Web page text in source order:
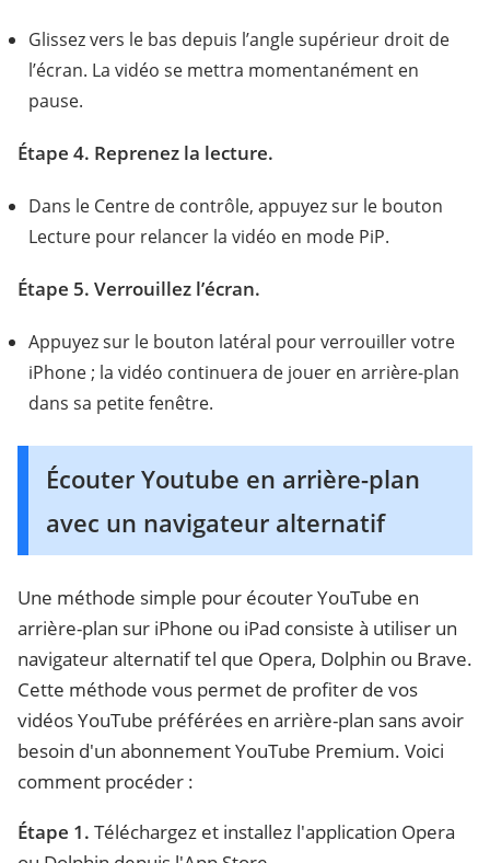
Glissez vers le bas depuis l’angle supérieur droit de
l’écran. La vidéo se mettra momentanément en
pause.
Étape 4. Reprenez la lecture.
Dans le Centre de contrôle, appuyez sur le bouton
Lecture pour relancer la vidéo en mode PiP.
Étape 5. Verrouillez l’écran.
Appuyez sur le bouton latéral pour verrouiller votre
iPhone ; la vidéo continuera de jouer en arrière-plan
dans sa petite fenêtre.
Écouter Youtube en arrière-plan
avec un navigateur alternatif
Une méthode simple pour écouter YouTube en
arrière-plan sur iPhone ou iPad consiste à utiliser un
navigateur alternatif tel que Opera, Dolphin ou Brave.
Cette méthode vous permet de profiter de vos
vidéos YouTube préférées en arrière-plan sans avoir
besoin d'un abonnement YouTube Premium. Voici
comment procéder :
Étape 1. Téléchargez et installez l'application Opera